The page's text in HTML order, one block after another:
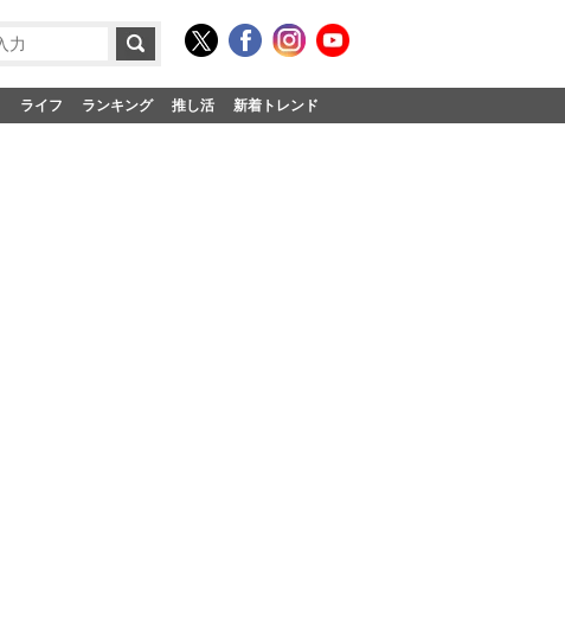
ライフ ランキング 推し活 新着トレンド